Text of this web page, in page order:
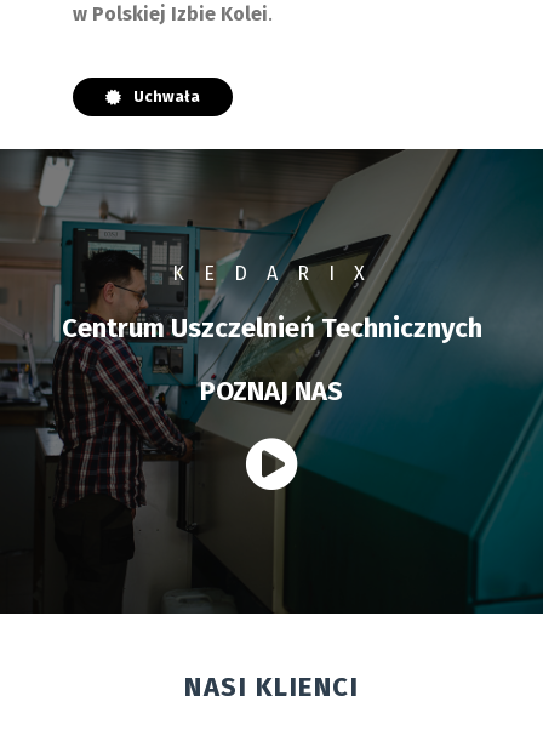
w Polskiej Izbie Kolei.
Uchwała
K E D A R I X
Centrum Uszczelnień Technicznych
POZNAJ NAS
NASI KLIENCI